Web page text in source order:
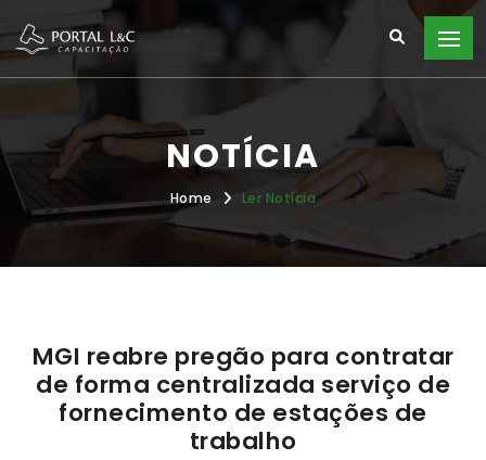
NOTÍCIA
Home Ler Notícia
MGI reabre pregão para contratar
de forma centralizada serviço de
fornecimento de estações de
trabalho